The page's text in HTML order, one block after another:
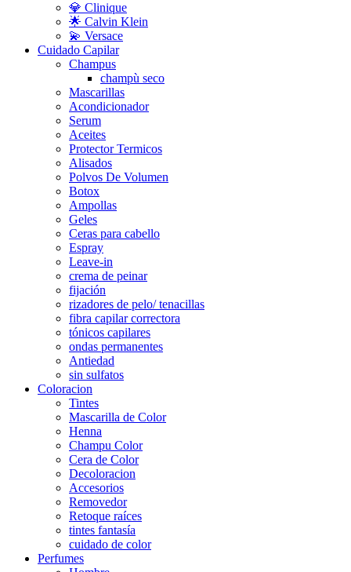
💎 Clinique
🌟 Calvin Klein
💫 Versace
Cuidado Capilar
Champus
champù seco
Mascarillas
Acondicionador
Serum
Aceites
Protector Termicos
Alisados
Polvos De Volumen
Botox
Ampollas
Geles
Ceras para cabello
Espray
Leave-in
crema de peinar
fijación
rizadores de pelo/ tenacillas
fibra capilar correctora
tónicos capilares
ondas permanentes
Antiedad
sin sulfatos
Coloracion
Tintes
Mascarilla de Color
Henna
Champu Color
Cera de Color
Decoloracion
Accesorios
Removedor
Retoque raíces
tintes fantasía
cuidado de color
Perfumes